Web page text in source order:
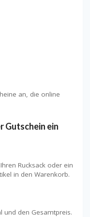
an, die online
Gutschein ein
Rucksack oder ein
in den Warenkorb.
und den Gesamtpreis.